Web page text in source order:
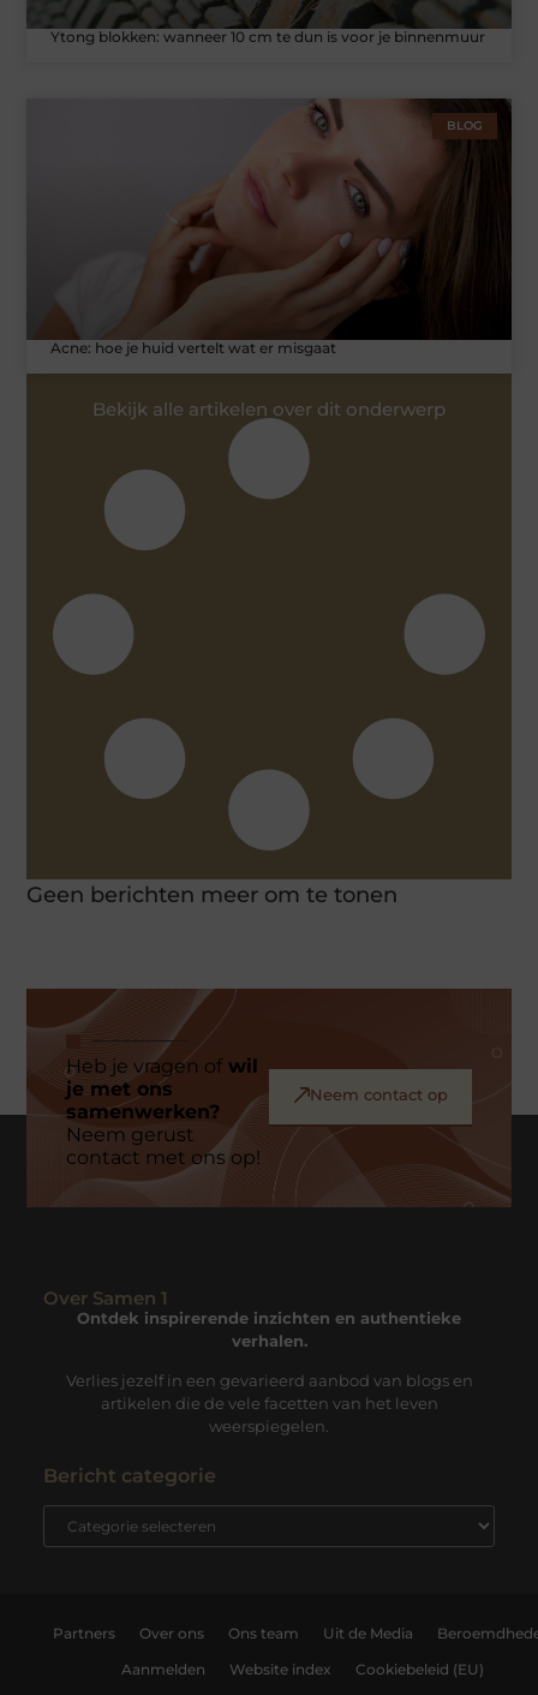
Ytong blokken: wanneer 10 cm te dun is voor je binnenmuur
BLOG
Acne: hoe je huid vertelt wat er misgaat
Bekijk alle artikelen over dit onderwerp
Geen berichten meer om te tonen
Heb je vragen ofwil
je met ons
samenwerken?
Neem gerust
contact met ons op!
Neem contact op
Over Samen 1
Ontdek inspirerende inzichten en authentieke
verhalen.
Verlies jezelf in een gevarieerd aanbod van blogs en
artikelen die de vele facetten van het leven
weerspiegelen.
Bericht categorie
Partners Over ons Ons team Uit de Media
Aanmelden Website index Cookiebeleid (EU)